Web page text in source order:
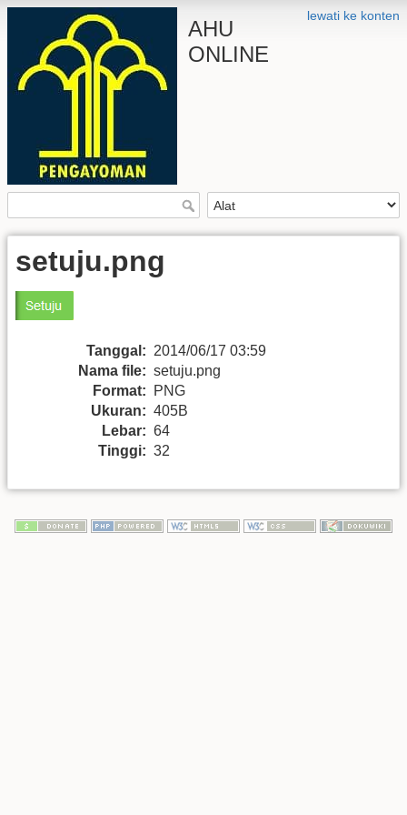
lewati ke konten
AHU
ONLINE
setuju.png
Tanggal: 2014/06/17 03:59
Nama file: setuju.png
Format:
PNG
Ukuran: 405B
Lebar: 64
Tinggi: 32